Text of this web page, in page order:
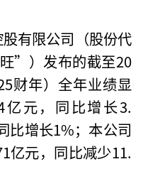
有限公司（股份代
”）发布的截至20
财年）全年业绩显
元，同比增长3.
比增长1%；本公司
亿元，同比减少11.